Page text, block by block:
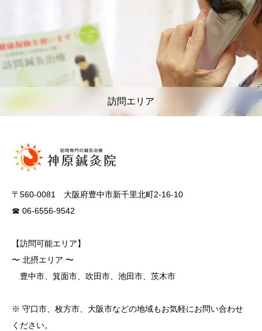
訪問エリア
〒560-0081 大阪府豊中市新千里北町2-16-10
☎ 06-6556-9542
【訪問可能エリア】
〜 北摂エリア 〜
豊中市、箕面市、吹田市、池田市、茨木市
※ 守口市、枚方市、大阪市などの地域もお気軽にお問い合わせ
ください。